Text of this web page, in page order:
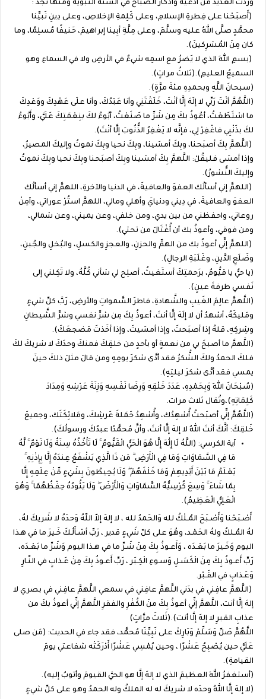
وردت العديد من أدعية وأذكار الصباح في السنة النبوية ومنها نجد :
(أَصبَحْنا على فِطرةِ الإسلامِ، وعلى كَلِمةِ الإخلاصِ، وعلى دِينِ نَبيِّنا
محمَّدٍ صلَّى اللهُ عليه وسلَّمَ، وعلى مِلَّةِ أبِينا إبراهيمَ، حَنيفًا مُسلِمًا، وما
كان مِنَ المُشرِكينَ).
(بسمِ اللهِ الذي لا يَضرُ مع اسمِه شيءٌ في الأرضِ ولا في السماءِ وهو
السميعُ العليمِ).(ثلاثُ مراتٍ).
(سبحانَ اللَّهِ وبحمدِهِ مئةَ مرَّةٍ).
(اللَّهُمَّ أنْتَ رَبِّي لا إلَهَ إلَّا أنْتَ، خَلَقْتَنِي وأنا عَبْدُكَ، وأنا علَى عَهْدِكَ ووَعْدِكَ
ما اسْتَطَعْتُ، أعُوذُ بكَ مِن شَرِّ ما صَنَعْتُ، أبُوءُ لكَ بنِعْمَتِكَ عَلَيَّ، وأَبُوءُ
لكَ بذَنْبِي فاغْفِرْ لِي، فإنَّه لا يَغْفِرُ الذُّنُوبَ إلَّا أنْتَ).
(اللَّهمَّ بِكَ أصبَحنا، وبِكَ أمسَينا، وبِكَ نحيا وبِكَ نموتُ وإليكَ المصيرُ،
وإذا أمسَى فليقُلْ: اللَّهمَّ بِكَ أمسَينا وبِكَ أصبَحنا وبِكَ نحيا وبِكَ نموتُ
وإليكَ النُّشورُ).
(اللهمَّ إني أسألُك العفوَ والعافيةَ، في الدنيا والآخرةِ، اللهمَّ إني أسألُك
العفوَ والعافيةَ، في دِيني ودنيايَ وأهلي ومالي، اللهمَّ استُرْ عوراتي، وآمِنْ
روعاتي، واحفظني من بين يدي، ومن خلفي، وعن يميني، وعن شمالي،
ومن فوقي، وأعوذُ بك أن أُغْتَالَ من تحتي).
(اللهمَّ إنِّي أعوذُ بك من الهمِّ والحزنِ، والعجزِ والكسلِ، والبُخلِ والجُبنِ،
وضَلَعِ الدَّينِ، وغَلَبَةِ الرجالِ).
(يا حيُّ يا قيُّومُ، برَحمتِكَ أستَغيثُ، أصلِح لي شأني كُلَّهُ، ولا تَكِلني إلى
نَفسي طرفةَ عينٍ).
(اللَّهمَّ عالِمَ الغَيبِ والشَّهادةِ، فاطرَ السَّمواتِ والأرضِ، رَبَّ كلِّ شيءٍ
ومَليكَهُ، أشهدُ أن لا إلَهَ إلَّا أنتَ، أعوذُ بِكَ مِن شرِّ نفسي وشرِّ الشَّيطانِ
وشِركِهِ، قلهُ إذا أصبَحتَ، وإذا أمسَيتَ، وإذا أخَذتَ مَضجعَكَ).
(اللَّهمَّ ما أصبحَ بي من نعمةٍ أو بأحدٍ من خلقِكَ فمنكَ وحدَكَ لا شريكَ لكَ
فلكَ الحمدُ ولكَ الشُّكرُ فقد أدَّى شكرَ يومِهِ ومن قالَ مثلَ ذلكَ حينَ
يمسي فقد أدَّى شكرَ ليلتِهِ).
(سُبْحَانَ اللهِ وَبِحَمْدِهِ، عَدَدَ خَلْقِهِ وَرِضَا نَفْسِهِ وَزِنَةَ عَرْشِهِ وَمِدَادَ
كَلِمَاتِهِ)،وتُقال ثلاث مرات.
(اللَّهُمَّ إنِّي أصبَحتُ أُشهِدُك، وأُشهِدُ حَمَلةَ عَرشِكَ، ومَلائِكَتَك، وجميعَ
خَلقِكَ: أنَّكَ أنتَ اللهُ لا إلهَ إلَّا أنتَ، وأنَّ مُحمَّدًا عبدُكَ ورسولُكَ).
آية الكرسي: (اللَّهُ لَا إِلَٰهَ إِلَّا هُوَ الْحَيُّ الْقَيُّومُ ۚ لَا تَأْخُذُهُ سِنَةٌ وَلَا نَوْمٌ ۚ لَّهُ
مَا فِي السَّمَاوَاتِ وَمَا فِي الْأَرْضِ ۗ مَن ذَا الَّذِي يَشْفَعُ عِندَهُ إِلَّا بِإِذْنِهِ ۚ
يَعْلَمُ مَا بَيْنَ أَيْدِيهِمْ وَمَا خَلْفَهُمْ ۖ وَلَا يُحِيطُونَ بِشَيْءٍ مِّنْ عِلْمِهِ إِلَّا
بِمَا شَاءَ ۚ وَسِعَ كُرْسِيُّهُ السَّمَاوَاتِ وَالْأَرْضَ ۖ وَلَا يَئُودُهُ حِفْظُهُمَا ۚ وَهُوَ
الْعَلِيُّ الْعَظِيمُ).
أَصْـبَحْنا وَأَصْـبَحَ المُـلْكُ لله وَالحَمدُ لله ، لا إلهَ إلاّ اللّهُ وَحدَهُ لا شَريكَ لهُ،
لهُ المُـلكُ ولهُ الحَمْـد، وهُوَ على كلّ شَيءٍ قدير ، رَبِّ أسْـأَلُـكَ خَـيرَ ما في هـذا
اليوم وَخَـيرَ ما بَعْـدَه ، وَأَعـوذُ بِكَ مِنْ شَـرِّ ما في هـذا اليوم وَشَرِّ ما بَعْـدَه،
رَبِّ أَعـوذُ بِكَ مِنَ الْكَسَـلِ وَسـوءِ الْكِـبَر ، رَبِّ أَعـوذُ بِكَ مِنْ عَـذابٍ في النّـارِ
وَعَـذابٍ في القَـبْر.
(اللَّهمَّ عافِني في بدَني اللَّهمَّ عافِني في سمعي اللَّهمَّ عافِني في بصري لا
إلهَ إلَّا أنت، اللَّهمَّ إنِّي أعوذُ بِكَ منَ الكُفْرِ والفقرِ اللَّهمَّ إنِّي أعوذُ بكَ من
عذابِ القبرِ لا إلهَ إلَّا أنت).(ثَلاثَ مرَّاتٍ)
اللَّهُمَّ صَلِّ وَسَلِّمْ وَبَارِكْ على نَبِيِّنَا مُحمَّد، فقد جاء في الحديث: (مَن صلى
عَلَيَّ حين يُصْبِحُ عَشْرًا ، وحين يُمْسِي عَشْرًا أَدْرَكَتْه شفاعتي يومَ
القيامةِ).
(أستغفرُ اللهَ العظيمَ الذي لا إلهَ إلَّا هو الحيَّ القيومَ وأتوبُ إليه).
(لا إلهَ إلَّا اللهُ وحدَه لا شريكَ له له الملكُ وله الحمدُ وهو على كلِّ شيءٍ